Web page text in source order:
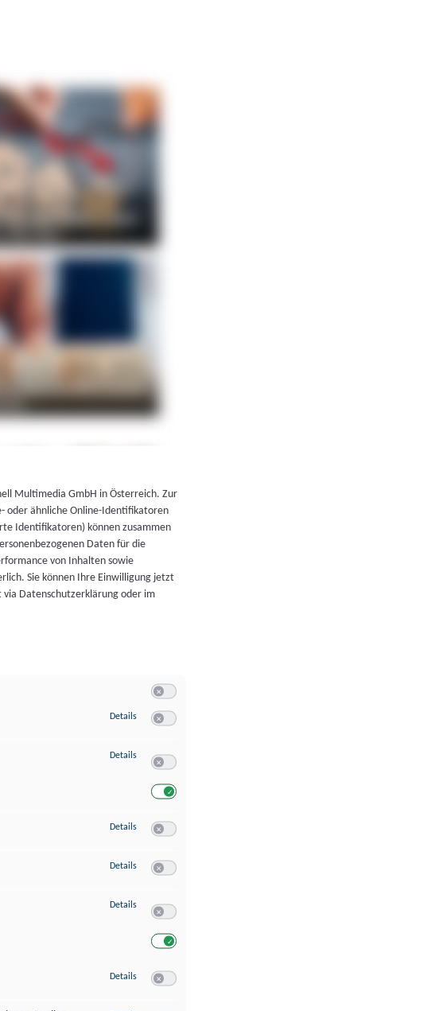
Multimedia GmbH in Österreich. Zur
oder ähnliche Online-Identifikatoren
Identifikatoren) können zusammen
Daten für die
von Inhalten sowie
Sie können Ihre Einwilligung jetzt
via Datenschutzerklärung oder im
Details zu Speichern von oder Zugriff auf Informationen auf einem Endgerät
Details zu Verwendung reduzierter Daten zur Auswahl von Werbeanzeigen
Details zu Erstellung von Profilen für personalisierte Werbung
Details zu Verwendung von Profilen zur Auswahl personalisierter Werbung
Details zu Messung der Werbeleistung
Details zu Messung der Performance von Inhalten